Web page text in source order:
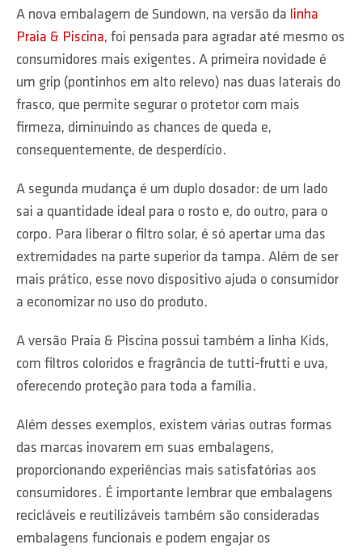
A nova embalagem de Sundown, na versão da linha
Praia & Piscina, foi pensada para agradar até mesmo os
consumidores mais exigentes. A primeira novidade é
um grip (pontinhos em alto relevo) nas duas laterais do
frasco, que permite segurar o protetor com mais
firmeza, diminuindo as chances de queda e,
consequentemente, de desperdício.
A segunda mudança é um duplo dosador: de um lado
sai a quantidade ideal para o rosto e, do outro, para o
corpo. Para liberar o filtro solar, é só apertar uma das
extremidades na parte superior da tampa. Além de ser
mais prático, esse novo dispositivo ajuda o consumidor
a economizar no uso do produto.
A versão Praia & Piscina possui também a linha Kids,
com filtros coloridos e fragrância de tutti-frutti e uva,
oferecendo proteção para toda a família.
Além desses exemplos, existem várias outras formas
das marcas inovarem em suas embalagens,
proporcionando experiências mais satisfatórias aos
consumidores. É importante lembrar que embalagens
recicláveis e reutilizáveis também são consideradas
embalagens funcionais e podem engajar os